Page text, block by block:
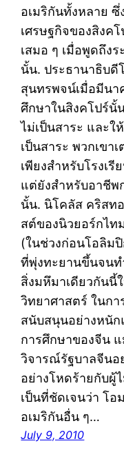
อเมริกันทั้งหลาย ซึ่
เศรษฐกิจของสิงค
เสมอ ๆ เมื่อพูดถึง
นั้น. ประธานาธิบดี
สุนทรพจน์เมื่อมีนา
ศึกษาในสิงคโปร์นั้
ไม่เป็นสาระ และใ
เป็นสาระ พวกเขา
เพียงสำหรับโรงเ
แต่ยังสำหรับอาชีพ
นั้น. นิโคลัส คริสท
สต์ของนิวยอร์กไท
(ในช่วงก่อนโอลิม
ที่พุ่งทะยานขึ้นจนท
สิ่งมหึมาเดียวกันนี้
วิทยาศาสตร์ ในก
สนับสนุนอย่างหนั
การศึกษาของจีน
วิจารณ์รัฐบาลจีนอ
อย่างโหดร้ายกับผู้
เป็นที่ชัดเจนว่า โ
อเมริกันอื่น ๆ…
July 9, 2010